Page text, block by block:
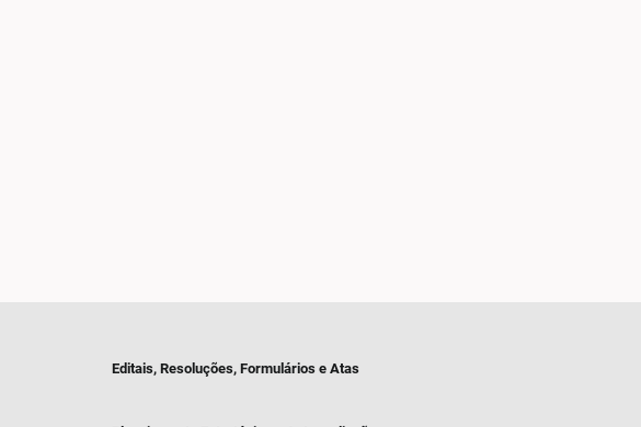
Editais, Resoluções, Formulários e Atas